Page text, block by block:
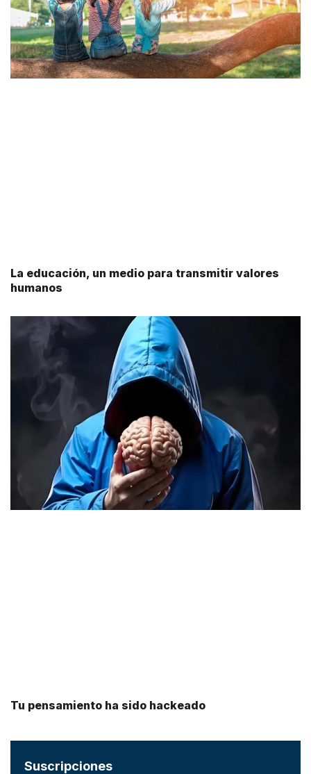
La educación, un medio para transmitir valores
humanos
Tu pensamiento ha sido hackeado
Suscripciones